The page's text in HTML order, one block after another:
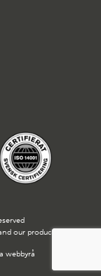
our products are CE-
webbyrå